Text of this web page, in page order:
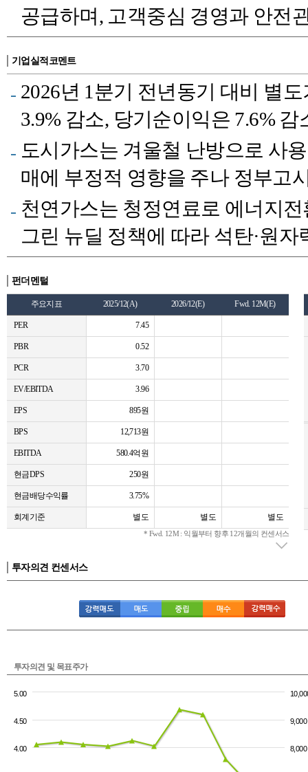
공급하며, 고객중심 경영과 안전
기업실적코멘트
2026년 1분기 전년동기 대비 별
3.9% 감소, 당기순이익은 7.6% 감
도시가스는 겨울철 난방으로 사
매에 부정적 영향을 주나 정부고
천연가스는 청정연료로 에너지
그린 뉴딜 정책에 따라 석탄·원
펀더멘털
주요지표 2025/12(A) 2026/12(E) Fwd. 12M(E)
PER 7.45
PBR 0.52
PCR 3.70
EV/EBITDA 3.96
EPS 895원
BPS 12,713원
EBITDA 580.4억원
현금DPS 250원
현금배당수익률 3.75%
회계기준 별도 별도 별도
* Fwd. 12M : 익월부터 향후 12개월의 컨센서스
투자의견 컨센서스
투자의견 및 목표주가
8,000
9,000
4.00
4.50
5.00